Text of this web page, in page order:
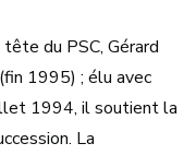
du PSC, Gérard
1995) ; élu avec
1994, il soutient la
La